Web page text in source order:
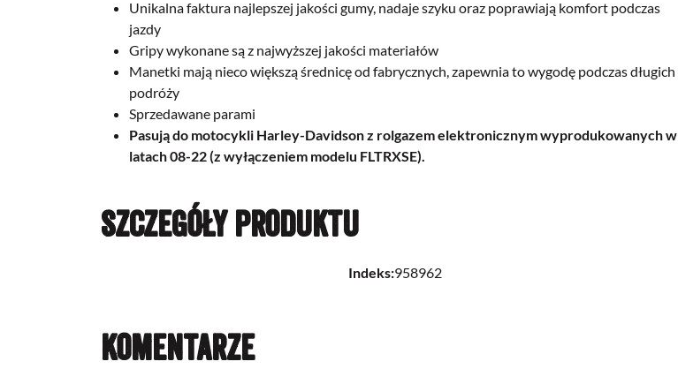
Unikalna faktura najlepszej jakości gumy, nadaje szyku oraz poprawiają komfort podczas
jazdy
Gripy wykonane są z najwyższej jakości materiałów
Manetki mają nieco większą średnicę od fabrycznych, zapewnia to wygodę podczas długich
podróży
Sprzedawane parami
Pasują do motocykli Harley-Davidson z rolgazem elektronicznym wyprodukowanych w
latach 08-22 (z wyłączeniem modelu FLTRXSE).
Szczegóły produktu
Indeks:958962
Komentarze